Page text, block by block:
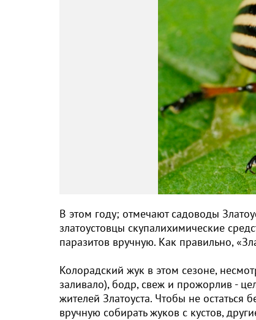
В этом году; отмечают садоводы
златоустовцы скупалихимические
паразитов вручную. Как правильно,
Колорадский жук в этом сезоне,
заливало), бодр, свеж и прожорлив -
жителей Златоуста. Чтобы не
вручную собирать жуков с кустов,